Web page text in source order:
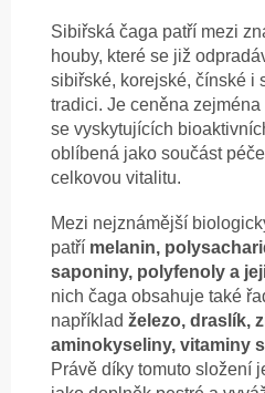
Sibiřská čaga patří mezi
houby, které se již
sibiřské, korejské, čínské i
tradici. Je ceněna
se vyskytujících
oblíbená jako součást
celkovou vitalitu.
Mezi nejznámější
patří melanin,
saponiny, polyfenoly a
nich čaga obsahuje také
například železo, draslík,
aminokyseliny, vitaminy
Právě díky tomuto složení